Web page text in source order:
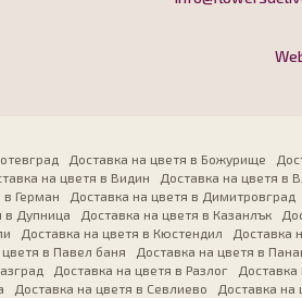
Доставка на цветя в Божурище
на цветя в Видин
Доставка на цветя в
в Герман Доставка на цветя в Димитровград
в Дупница Доставка на цветя в Казанлък
Доставка на цветя в Кюстендил
Доставка
в Павел баня
Доставка на цветя в
Доставка на цветя в Разлог
Доставка
Доставка на цветя в Севлиево Доставка на